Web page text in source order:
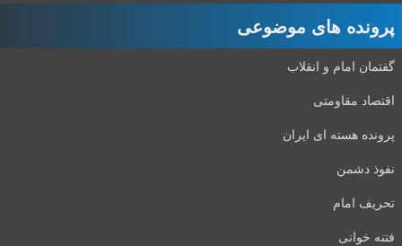
پرونده های موضوعی
گفتمان امام و انقلاب
اقتصاد مقاومتی
پرونده هسته ای ایران
نفوذ دشمن
تحریف امام
فتنه خوانی